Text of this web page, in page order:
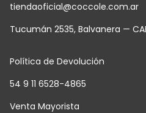
tiendaoficial@coccole.com.ar
Tucumán 2535, Balvanera —
Política de Devolución
54 9 11 6528-4865
Venta Mayorista